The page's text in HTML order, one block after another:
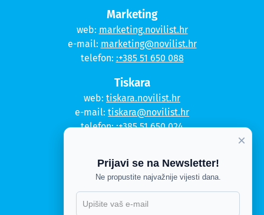
Marketing
web: marketing.novilist.hr
e-mail: marketing@novilist.hr
telefon: :+385 51 650 088
Tiskara
web: tiskara.novilist.hr
e-mail: tiskara@novilist.hr
telefon::+385 51 650 024
Kontakt
Politika privatnosti
Politika kolačića
×
Prijavi se na Newsletter!
Ne propustite najvažnije vijesti dana.